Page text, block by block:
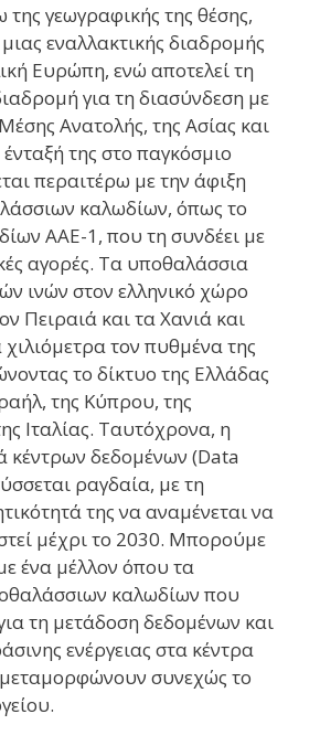
γεωγραφικής της θέσης,
εναλλακτικής διαδρομής
Ευρώπη, ενώ αποτελεί τη
για τη διασύνδεση με
Ανατολής, της Ασίας και
της στο παγκόσμιο
περαιτέρω με την άφιξη
καλωδίων, όπως το
AAE-1, που τη συνδέει με
αγορές. Τα υποθαλάσσια
ινών στον ελληνικό χώρο
Πειραιά και τα Χανιά και
χιλιόμετρα τον πυθμένα της
το δίκτυο της Ελλάδας
της Κύπρου, της
Ιταλίας. Ταυτόχρονα, η
κέντρων δεδομένων (Data
ραγδαία, με τη
της να αναμένεται να
μέχρι το 2030. Μπορούμε
ένα μέλλον όπου τα
καλωδίων που
τη μετάδοση δεδομένων και
ενέργειας στα κέντρα
συνεχώς το